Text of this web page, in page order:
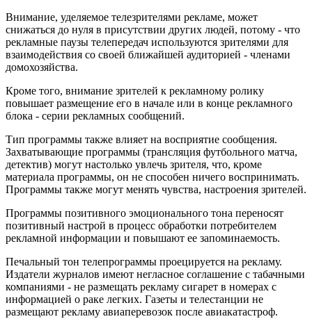
Внимание, уделяемое телезрителями рекламе, может
снижаться до нуля в присутствии других людей, потому - что
рекламные паузы телепередач используются зрителями для
взаимодействия со своей ближайшей аудиторией - членами
домохозяйства.
Кроме того, внимание зрителей к рекламному ролику
повышает размещение его в начале или в конце рекламного
блока - серии рекламных сообщений.
Тип программы также влияет на восприятие сообщения.
Захватывающие программы (трансляция футбольного матча,
детектив) могут настолько увлечь зрителя, что, кроме
материала программы, он не способен ничего воспринимать.
Программы также могут менять чувства, настроения зрителей.
Программы позитивного эмоционального тона переносят
позитивный настрой в процесс обработки потребителем
рекламной информации и повышают ее запоминаемость.
Печальный тон телепрограммы проецируется на рекламу.
Издатели журналов имеют негласное соглашение с табачными
компаниями - не размещать рекламу сигарет в номерах с
информацией о раке легких. Газеты и телестанции не
размещают рекламу авиаперевозок после авиакатастроф.